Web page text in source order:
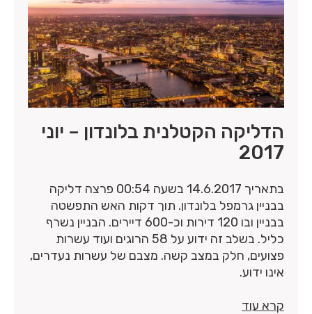
הדליקה הקטלנית בלונדון – יוני
2017
בתאריך 14.6.2017 בשעה 00:54 פרצה דליקה
בבניין גרמפל בלונדון. תוך דקות האש התפשטה
בבניין ובו 120 דירות וכ-600 דיירים. הבניין נשרף
כליל. בשלב זה ידוע על 58 הרוגים ועוד עשרות
פצועים, חלק במצב קשה. מצבם של עשרות נעדרים,
אינו ידוע.
קרא עוד